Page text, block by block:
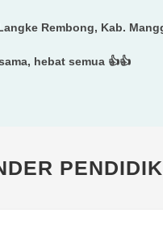
Rembong, Kab.
hebat semua 👍👍